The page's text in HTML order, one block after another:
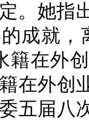
。她指
成就，
籍在外
在外创
五届八